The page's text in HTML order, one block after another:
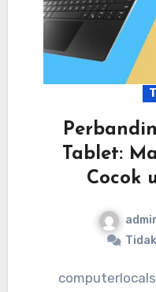
Tablet:
Cocok
computerlocals.com – Di zaman serba